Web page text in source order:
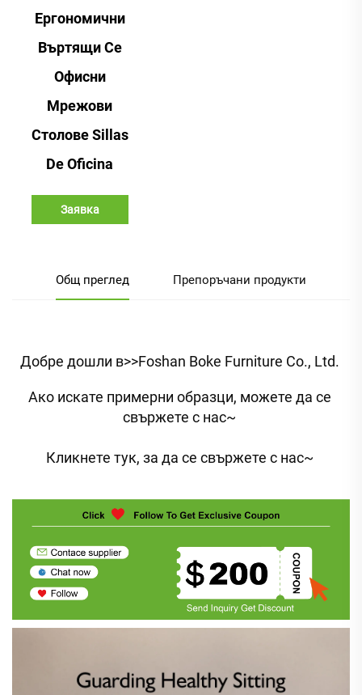
Ергономични
Въртящи Се
Офисни
Мрежови
Столове Sillas
De Oficina
Заявка
Общ преглед Препоръчани продукти
Добре дошли в>>Foshan Boke Furniture Co., Ltd.
Ако искате примерни образци, можете да се
свържете с нас~
Кликнете тук, за да се свържете с нас~